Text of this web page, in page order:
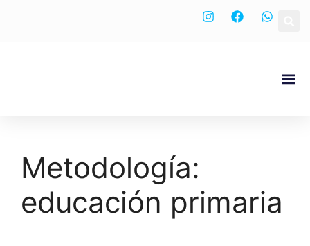
Metodología:
educación primaria